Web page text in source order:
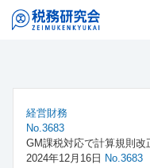
経営財務
No.3683
GM課税対応で計算規則改
2024年12月16日 No.3683